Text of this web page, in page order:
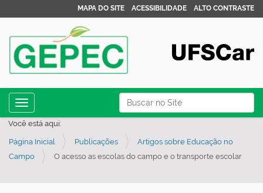
Busca
Busca Avançada…
MAPA DO SITE ACESSIBILIDADE ALTO CONTRASTE
Toggle navigation
Você está aqui:
Página Inicial Publicações
Artigos sobre Educação no
Campo
O acesso as escolas do campo e o transporte escolar